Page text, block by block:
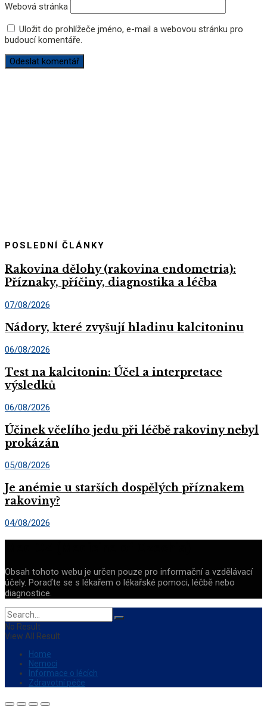
Webová stránka
Uložit do prohlížeče jméno, e-mail a webovou stránku pro
budoucí komentáře.
POSLEDNÍ ČLÁNKY
Rakovina dělohy (rakovina endometria):
Příznaky, příčiny, diagnostika a léčba
07/08/2026
Nádory, které zvyšují hladinu kalcitoninu
06/08/2026
Test na kalcitonin: Účel a interpretace
výsledků
06/08/2026
Účinek včelího jedu při léčbě rakoviny nebyl
prokázán
05/08/2026
Je anémie u starších dospělých příznakem
rakoviny?
04/08/2026
Obsah tohoto webu je určen pouze pro informační a vzdělávací
účely. Poraďte se s lékařem o lékařské pomoci, léčbě nebo
diagnostice.
No Result
View All Result
Home
Nemoci
Informace o lécích
Zdravotní péče